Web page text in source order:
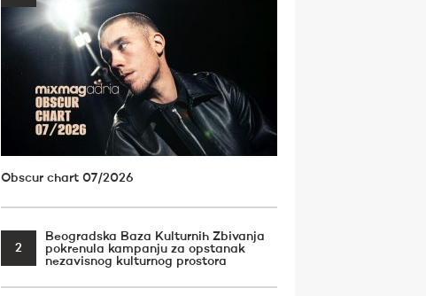
Obscur chart 07/2026
2
Beogradska Baza Kulturnih Zbivanja
pokrenula kampanju za opstanak
nezavisnog kulturnog prostora